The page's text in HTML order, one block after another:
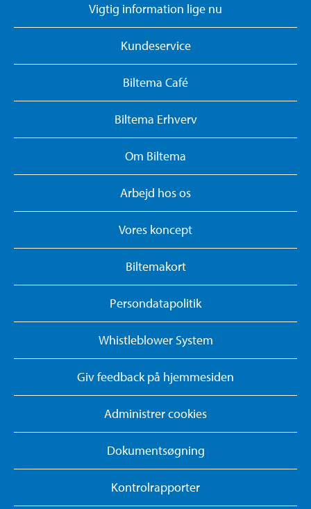
Vigtig information lige nu
Kundeservice
Biltema Café
Biltema Erhverv
Om Biltema
Arbejd hos os
Vores koncept
Biltemakort
Persondatapolitik
Whistleblower System
Giv feedback på hjemmesiden
Administrer cookies
Dokumentsøgning
Kontrolrapporter